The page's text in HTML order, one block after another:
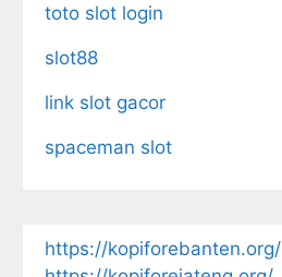
toto slot login
slot88
link slot gacor
spaceman slot
https://kopiforebanten.org/